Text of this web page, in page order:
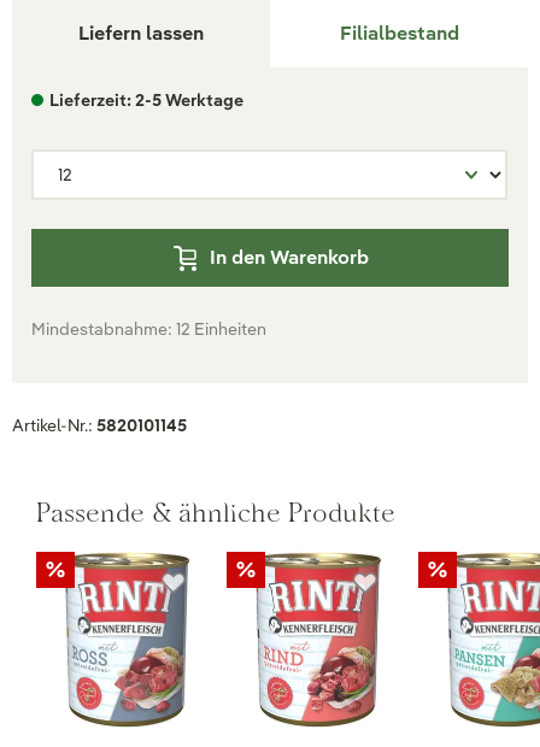
Liefern lassen Filialbestand
Lieferzeit: 2-5 Werktage
In den Warenkorb
Mindestabnahme: 12 Einheiten
Artikel-Nr.: 5820101145
Passende & ähnliche Produkte